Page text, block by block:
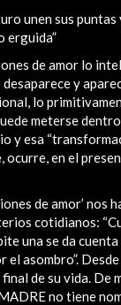
unen sus puntas
erguida”
de amor lo
y
lo
meterse
y esa
ocurre, en el
de amor’ nos
cotidianos:
una se da
el asombro”.
de su vida. De
no tiene